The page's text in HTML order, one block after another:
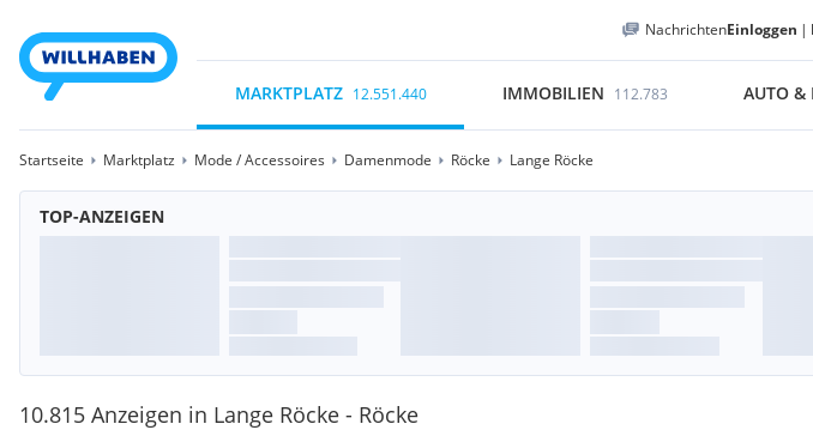
NachrichtenEinloggen |
MARKTPLATZ 12.551.440 IMMOBILIEN 112.783 AUTO &
Startseite Marktplatz Mode / Accessoires Damenmode Röcke Lange Röcke
TOP-ANZEIGEN
10.815 Anzeigen in Lange Röcke - Röcke